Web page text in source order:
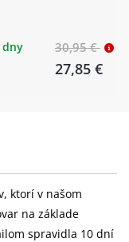
dny 30,95 €
27,85 €
ktorí v našom
na základe
spravidla 10 dní